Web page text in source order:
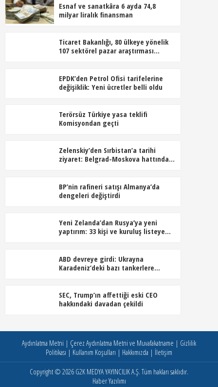
Esnaf ve sanatkâra 6 ayda 74,8
milyar liralık finansman
Ticaret Bakanlığı, 80 ülkeye yönelik
107 sektörel pazar araştırması
EPDK’den Petrol Ofisi tarifelerine
değişiklik: Yeni ücretler belli oldu
Terörsüz Türkiye yasa teklifi
Komisyondan geçti
Zelenskiy’den Sırbistan’a tarihi
ziyaret: Belgrad-Moskova hattında
dengeler değişiyor
BP’nin rafineri satışı Almanya’da
dengeleri değiştirdi
Yeni Zelanda’dan Rusya’ya yeni
yaptırım: 33 kişi ve kuruluş listeye
ABD devreye girdi: Ukrayna
Karadeniz’deki bazı tankerlere
SEC, Trump’ın affettiği eski CEO
hakkındaki davadan çekildi
Aydınlatma Metni | Çerez Aydınlatma Metni ve Muvafakatname | Gizlilik
Politikası | Kullanım Koşulları | Hakkımızda | İletişim
Copyright © 2026 G2K MEDYA YAYINCILIK A.Ş. Tüm hakları saklıdır.
Haber Yazılımı